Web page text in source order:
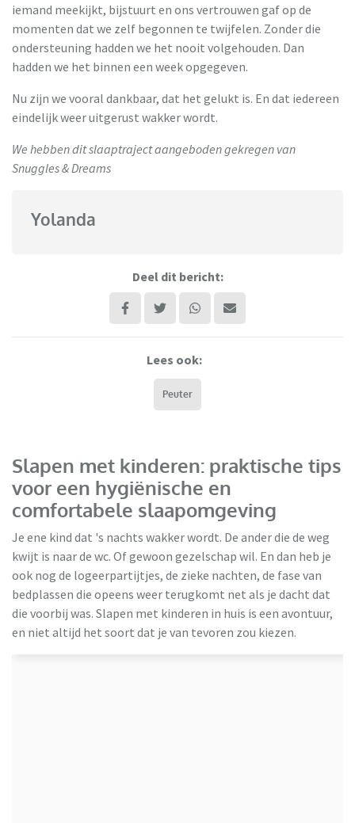
iemand meekijkt, bijstuurt en ons vertrouwen gaf op de
momenten dat we zelf begonnen te twijfelen. Zonder die
ondersteuning hadden we het nooit volgehouden. Dan
hadden we het binnen een week opgegeven.
Nu zijn we vooral dankbaar, dat het gelukt is. En dat iedereen
eindelijk weer uitgerust wakker wordt.
We hebben dit slaaptraject aangeboden gekregen van
Snuggles & Dreams
Yolanda
Deel dit bericht:
Lees ook:
Peuter
HBeds
Slapen met kinderen: praktische tips
voor een hygiënische en
comfortabele slaapomgeving
Je ene kind dat 's nachts wakker wordt. De ander die de weg
kwijt is naar de wc. Of gewoon gezelschap wil. En dan heb je
ook nog de logeerpartijtjes, de zieke nachten, de fase van
bedplassen die opeens weer terugkomt net als je dacht dat
die voorbij was. Slapen met kinderen in huis is een avontuur,
en niet altijd het soort dat je van tevoren zou kiezen.